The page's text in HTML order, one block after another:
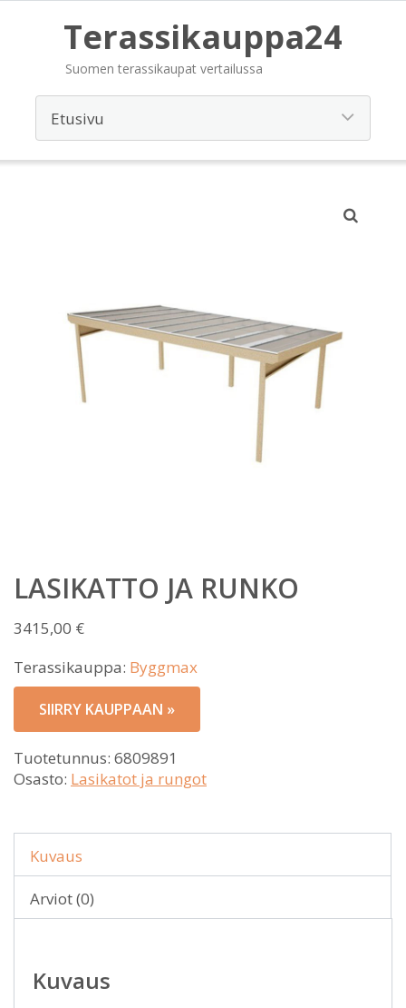
Terassikauppa24
Suomen terassikaupat vertailussa
LASIKATTO JA RUNKO
3415,00 €
Terassikauppa: Byggmax
SIIRRY KAUPPAAN »
Tuotetunnus: 6809891
Osasto: Lasikatot ja rungot
Kuvaus
Arviot (0)
Kuvaus